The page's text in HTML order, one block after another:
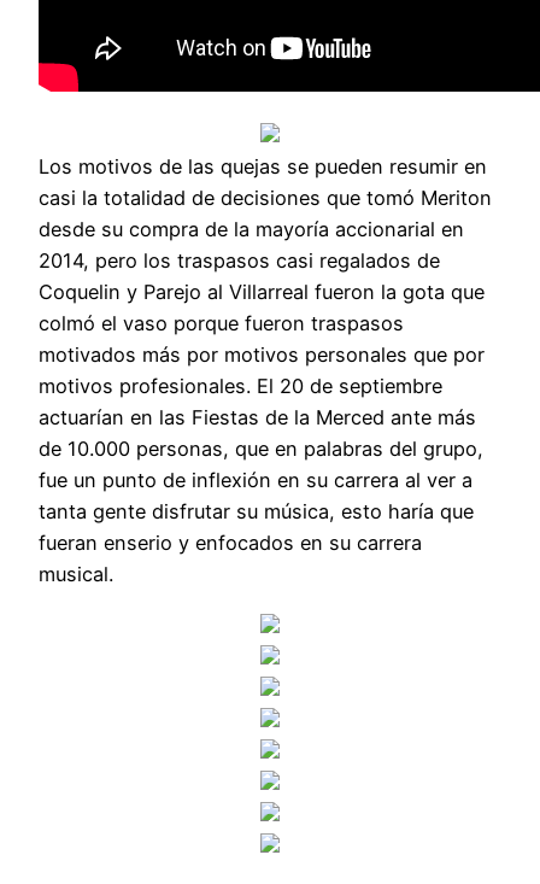
Los motivos de las quejas se pueden resumir en
casi la totalidad de decisiones que tomó Meriton
desde su compra de la mayoría accionarial en
2014, pero los traspasos casi regalados de
Coquelin y Parejo al Villarreal fueron la gota que
colmó el vaso porque fueron traspasos
motivados más por motivos personales que por
motivos profesionales. El 20 de septiembre
actuarían en las Fiestas de la Merced ante más
de 10.000 personas, que en palabras del grupo,
fue un punto de inflexión en su carrera al ver a
tanta gente disfrutar su música, esto haría que
fueran enserio y enfocados en su carrera
musical.